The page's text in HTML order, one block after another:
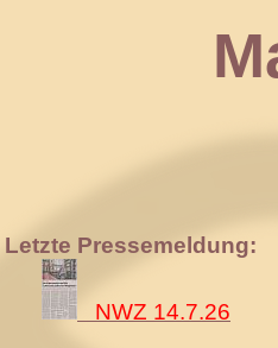
Letzte Pressemeldung:
NWZ 14.7.26